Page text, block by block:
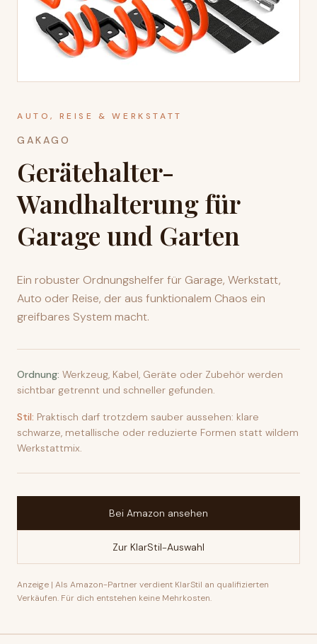
AUTO, REISE & WERKSTATT
GAKAGO
Gerätehalter-
Wandhalterung für
Garage und Garten
Ein robuster Ordnungshelfer für Garage, Werkstatt,
Auto oder Reise, der aus funktionalem Chaos ein
greifbares System macht.
Ordnung: Werkzeug, Kabel, Geräte oder Zubehör werden
sichtbar getrennt und schneller gefunden.
Stil: Praktisch darf trotzdem sauber aussehen: klare
schwarze, metallische oder reduzierte Formen statt wildem
Werkstattmix.
Bei Amazon ansehen
Zur KlarStil-Auswahl
Anzeige | Als Amazon-Partner verdient KlarStil an qualifizierten
Verkäufen. Für dich entstehen keine Mehrkosten.